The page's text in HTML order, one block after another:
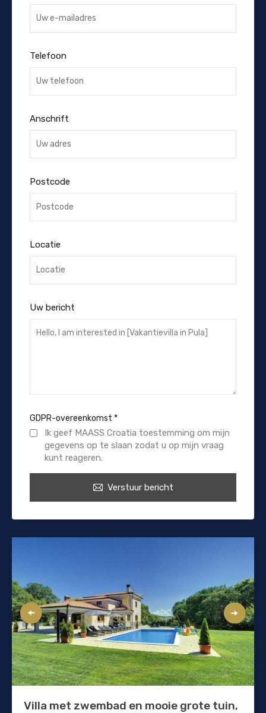
Telefoon
Anschrift
Postcode
Locatie
Uw bericht
GDPR-overeenkomst *
Ik geef MAASS Croatia toestemming om mijn
gegevens op te slaan zodat u op mijn vraag
kunt reageren.
Verstuur bericht
Villa met zwembad en mooie grote tuin,